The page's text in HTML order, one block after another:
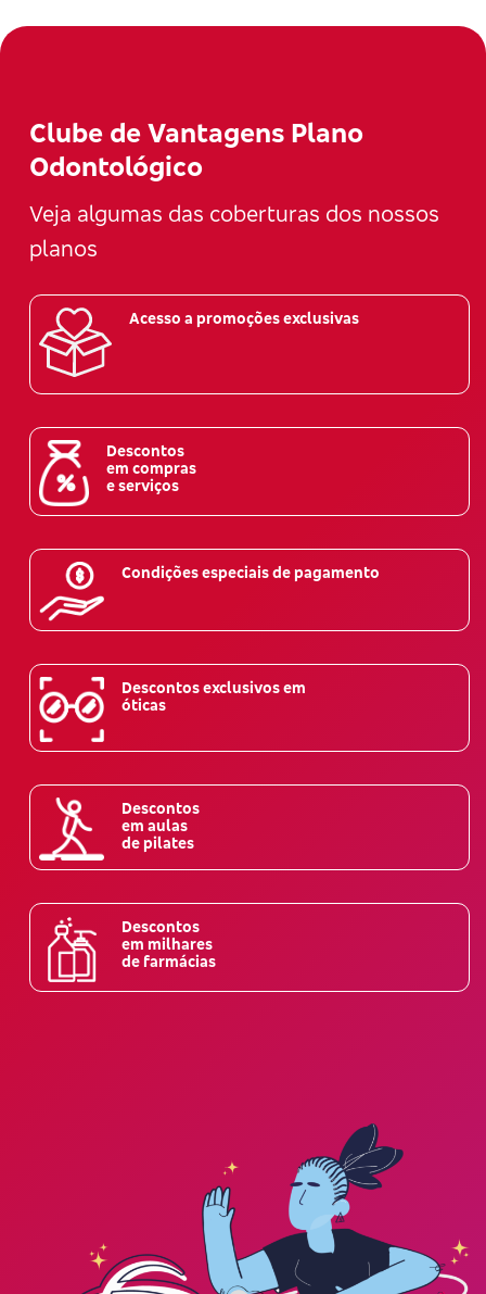
Clube de Vantagens Plano
Odontológico
Veja algumas das coberturas dos nossos
planos
Acesso a promoções exclusivas
Descontos
em compras
e serviços
Condições especiais de pagamento
Descontos exclusivos em
óticas
Descontos
em aulas
de pilates
Descontos
em milhares
de farmácias